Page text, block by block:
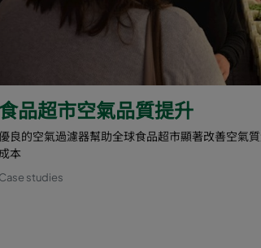
品超市空氣品質提升
良的空氣過濾器幫助全球食品超市顯著改善空氣
成本
Case studies